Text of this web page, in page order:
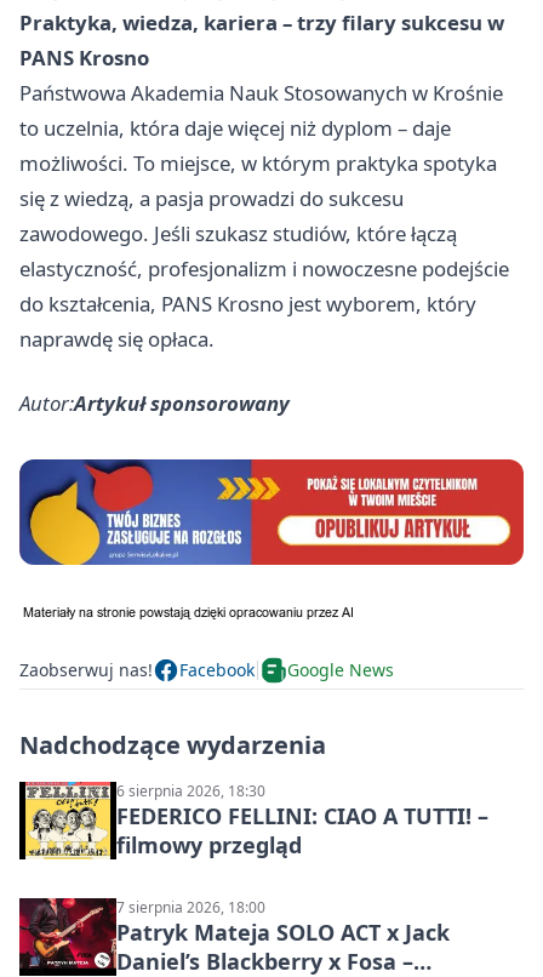
Praktyka, wiedza, kariera – trzy filary sukcesu w
PANS Krosno
Państwowa Akademia Nauk Stosowanych w Krośnie
to uczelnia, która daje więcej niż dyplom – daje
możliwości. To miejsce, w którym praktyka spotyka
się z wiedzą, a pasja prowadzi do sukcesu
zawodowego. Jeśli szukasz studiów, które łączą
elastyczność, profesjonalizm i nowoczesne podejście
do kształcenia, PANS Krosno jest wyborem, który
naprawdę się opłaca.
Autor:Artykuł sponsorowany
Zaobserwuj nas! Facebook Google News
Nadchodzące wydarzenia
6 sierpnia 2026, 18:30
FEDERICO FELLINI: CIAO A TUTTI! –
filmowy przegląd
7 sierpnia 2026, 18:00
Patryk Mateja SOLO ACT x Jack
Daniel’s Blackberry x Fosa –